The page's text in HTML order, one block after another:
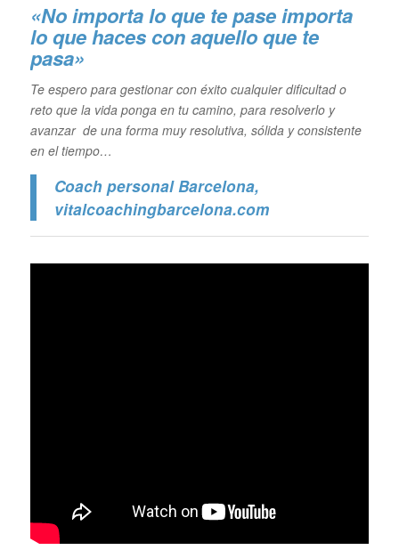
«No importa lo que te pase importa
lo que haces con aquello que te
pasa»
Te espero para gestionar con éxito cualquier dificultad o
reto que la vida ponga en tu camino, para resolverlo y
avanzar de una forma muy resolutiva, sólida y consistente
en el tiempo…
Coach personal Barcelona,
vitalcoachingbarcelona.com